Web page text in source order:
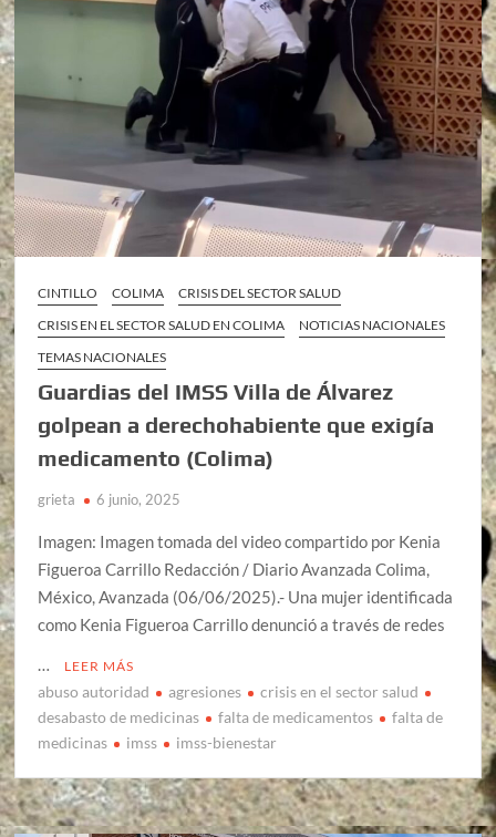
CINTILLO COLIMA
CRISIS DEL SECTOR SALUD
CRISIS EN EL SECTOR SALUD EN COLIMA
NOTICIAS NACIONALES
TEMAS NACIONALES
Guardias del IMSS Villa de Álvarez
golpean a derechohabiente que exigía
medicamento (Colima)
grieta 6 junio, 2025
Imagen: Imagen tomada del video compartido por Kenia
Figueroa Carrillo Redacción / Diario Avanzada Colima,
México, Avanzada (06/06/2025).- Una mujer identificada
como Kenia Figueroa Carrillo denunció a través de redes
…
LEER MÁS
abuso autoridad agresiones
crisis en el sector salud
desabasto de medicinas
falta de medicamentos
falta de
medicinas
imss imss-bienestar